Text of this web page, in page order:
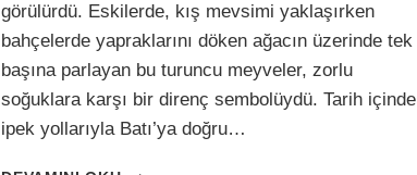
görülürdü. Eskilerde, kış mevsimi yaklaşırken
bahçelerde yapraklarını döken ağacın üzerinde tek
başına parlayan bu turuncu meyveler, zorlu
soğuklara karşı bir direnç sembolüydü. Tarih içinde
ipek yollarıyla Batı’ya doğru…